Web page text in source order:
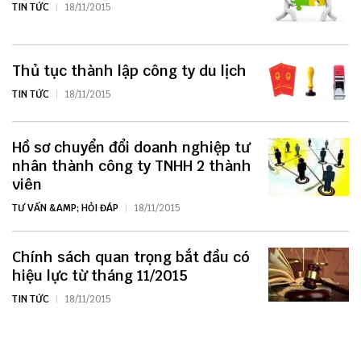
TIN TỨC 18/11/2015
Thủ tục thành lập công ty du lịch
TIN TỨC 18/11/2015
Hồ sơ chuyển đổi doanh nghiệp tư
nhân thành công ty TNHH 2 thành
viên
TƯ VẤN &AMP; HỎI ĐÁP 18/11/2015
Chính sách quan trọng bắt đầu có
hiệu lực từ tháng 11/2015
TIN TỨC 18/11/2015